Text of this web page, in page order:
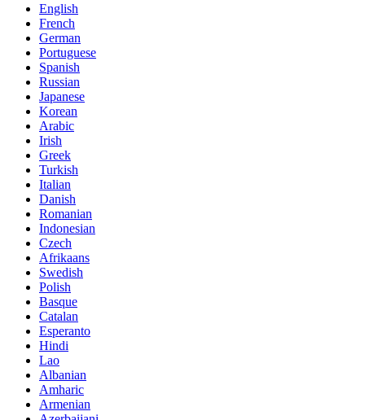
English
French
German
Portuguese
Spanish
Russian
Japanese
Korean
Arabic
Irish
Greek
Turkish
Italian
Danish
Romanian
Indonesian
Czech
Afrikaans
Swedish
Polish
Basque
Catalan
Esperanto
Hindi
Lao
Albanian
Amharic
Armenian